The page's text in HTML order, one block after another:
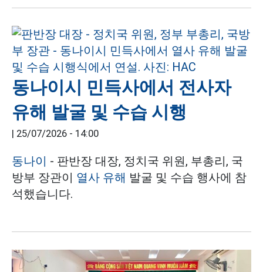
동나이시 민득사에서 전사자
유해 발굴 및 수습 시행
| 25/07/2026 - 14:00
동나이 - 판반장 대장, 정치국 위원, 부총리, 국
방부 장관이 열사 유해 발굴 및 수습 행사에 참
석했습니다.